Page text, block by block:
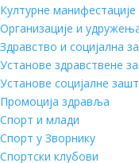
Културне манифестације
Организације и
Здравство и социјална
Установе здравствене
Установе социјалне
Промоција здравља
Спорт и млади
Спорт у Зворнику
Спортски клубови